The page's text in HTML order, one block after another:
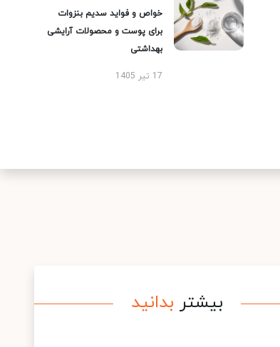
خواص و فواید سدیم بنزوات
برای پوست و محصولات آرایشی
بهداشتی
17 تیر 1405
بیشتر بدانید